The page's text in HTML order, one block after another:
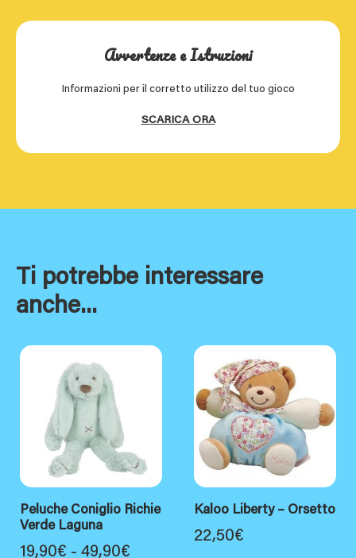
Avvertenze e Istruzioni
Informazioni per il corretto utilizzo del tuo gioco
SCARICA ORA
Ti potrebbe interessare
anche...
Peluche Coniglio Richie
Verde Laguna
19,90€ - 49,90€
Kaloo Liberty – Orsetto
22,50€